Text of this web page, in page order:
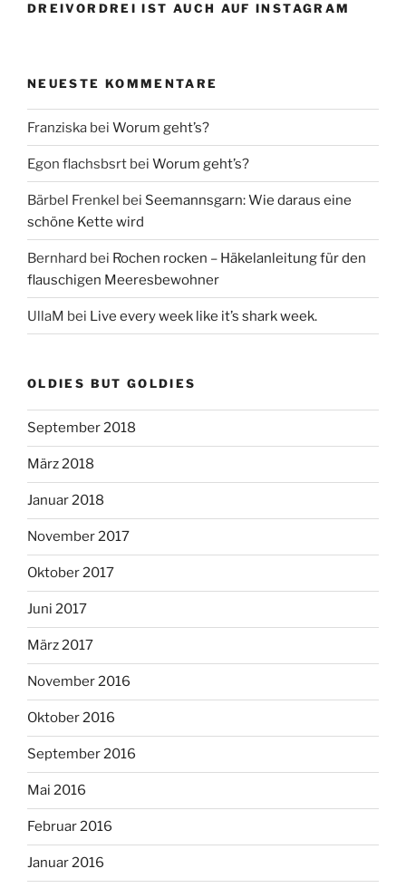
DREIVORDREI IST AUCH AUF INSTAGRAM
NEUESTE KOMMENTARE
Franziska bei Worum geht’s?
Egon flachsbsrt bei Worum geht’s?
Bärbel Frenkel bei Seemannsgarn: Wie daraus eine
schöne Kette wird
Bernhard bei Rochen rocken – Häkelanleitung für den
flauschigen Meeresbewohner
UllaM bei Live every week like it’s shark week.
OLDIES BUT GOLDIES
September 2018
März 2018
Januar 2018
November 2017
Oktober 2017
Juni 2017
März 2017
November 2016
Oktober 2016
September 2016
Mai 2016
Februar 2016
Januar 2016